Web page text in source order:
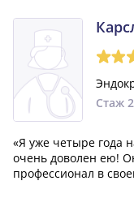
результаты. Она
Стаж
«Я уже четыре года
очень доволен ею!
профессионал в